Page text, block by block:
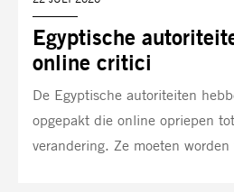
Egyptische
online critici
De Egyptische autoriteiten
opgepakt die online opriepen
verandering. Ze moeten